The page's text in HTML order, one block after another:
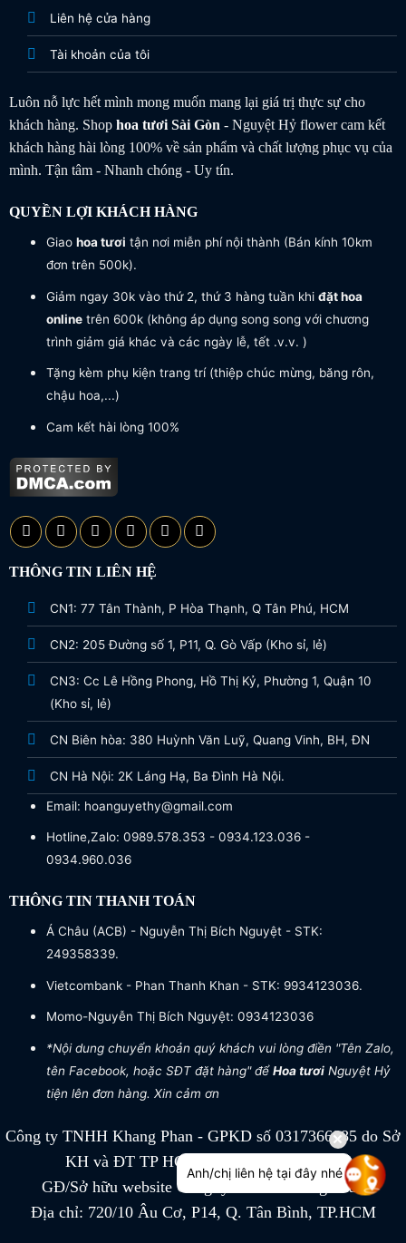
Liên hệ cửa hàng
Tài khoản của tôi
Luôn nỗ lực hết mình mong muốn mang lại giá trị thực sự cho
khách hàng. Shop hoa tươiSài Gòn- Nguyệt Hỷ flower cam kết
khách hàng hài lòng 100% về sản phẩm và chất lượng phục vụ của
mình. Tận tâm - Nhanh chóng - Uy tín.
QUYỀN LỢI KHÁCH HÀNG
Giao hoa tươi tận nơi miễn phí nội thành (Bán kính 10km
đơn trên 500k).
Giảm ngay 30k vào thứ 2, thứ 3 hàng tuần khi đặt hoa
onlinetrên 600k (không áp dụng song song với chương
trình giảm giá khác và các ngày lễ, tết .v.v. )
Tặng kèm phụ kiện trang trí (thiệp chúc mừng, băng rôn,
chậu hoa,...)
Cam kết hài lòng 100%
THÔNG TIN LIÊN HỆ
CN1: 77 Tân Thành, P Hòa Thạnh, Q Tân Phú, HCM
CN2: 205 Đường số 1, P11, Q. Gò Vấp (Kho sỉ, lẻ)
CN3: Cc Lê Hồng Phong, Hồ Thị Kỷ, Phường 1, Quận 10
(Kho sỉ, lẻ)
CN Biên hòa: 380 Huỳnh Văn Luỹ, Quang Vinh, BH, ĐN
CN Hà Nội: 2K Láng Hạ, Ba Đình Hà Nội.
Email: hoanguyethy@gmail.com
Hotline,Zalo: 0989.578.353 - 0934.123.036 -
0934.960.036
THÔNG TIN THANH TOÁN
Á Châu (ACB) - Nguyễn Thị Bích Nguyệt - STK:
249358339.
Vietcombank - Phan Thanh Khan - STK: 9934123036.
Momo-Nguyễn Thị Bích Nguyệt: 0934123036
*Nội dung chuyển khoản quý khách vui lòng điền "Tên Zalo,
tên Facebook, hoặc SĐT đặt hàng" đểHoa tươiNguyệt Hỷ
tiện lên đơn hàng. Xin cảm ơn
Công ty TNHH Khang Phan - GPKD số 0317366885 do Sở
KH và ĐT TP HCM cấp ngày 04/07/2022
GĐ/Sở hữu website Công ty TNHH Khang Phan
Địa chỉ: 720/10 Âu Cơ, P14, Q. Tân Bình, TP.HCM
Anh/chị liên hệ tại đây nhé